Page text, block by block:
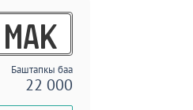
MAK
Баштапкы баа
22 000